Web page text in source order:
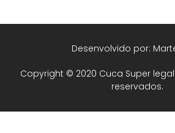
Copyright © 2020 Cuca Super
reservados.
Desenvolvido por: